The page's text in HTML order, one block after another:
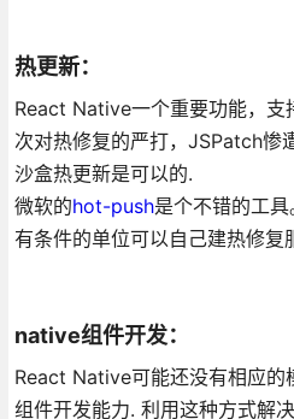
热更新：
React Native一个重要功能，支
次对热修复的严打，JSPatch惨
沙盒热更新是可以的.
微软的hot-push是个不错的工具
有条件的单位可以自己建热修
native组件开发：
React Native可能还没有相应
组件开发能力. 利用这种方式解